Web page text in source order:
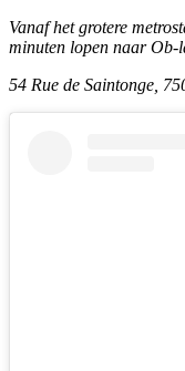
Vanaf het grotere
minuten lopen naar Ob-
54 Rue de Saintonge,